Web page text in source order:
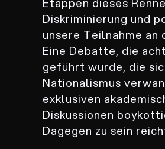
Diskriminierung und
unsere Teilnahme
Eine Debatte, die
geführt wurde, die
Nationalismus
exklusiven
Diskussionen
Dagegen zu sein